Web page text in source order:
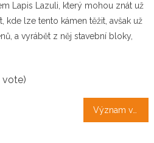
Lapis Lazuli, který mohou znát už
kde lze tento kámen těžit, avšak už
a vyrábět z něj stavební bloky,
vote)
Význam verejného sektora